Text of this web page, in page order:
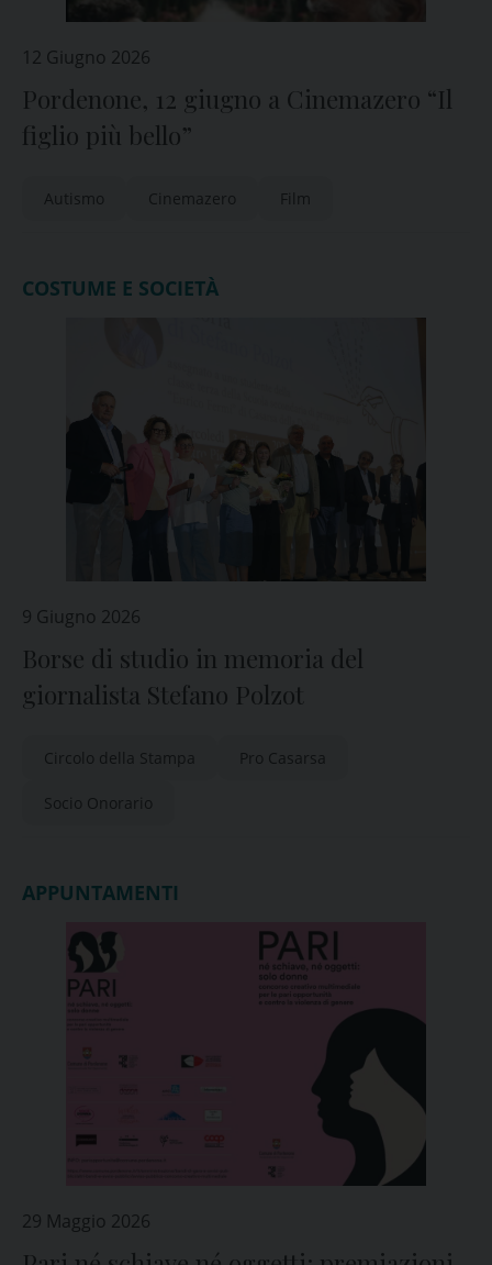
12 Giugno 2026
Pordenone, 12 giugno a Cinemazero “Il
figlio più bello”
Autismo Cinemazero Film
COSTUME E SOCIETÀ
9 Giugno 2026
Borse di studio in memoria del
giornalista Stefano Polzot
Circolo della Stampa Pro Casarsa
Socio Onorario
APPUNTAMENTI
29 Maggio 2026